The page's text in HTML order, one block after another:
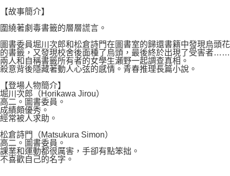
【故事簡介】
圍繞著劇毒書籤的層層謊言。
圖書委員堀川次郎和松倉詩門在圖書室的歸還書籍中發現烏頭花
的書籤，又發現校舍後面種了烏頭，最後終於出現了受害者……
兩人和自稱書籤所有者的女學生瀨野一起調查真相。
殺意背後隱藏著動人心弦的感情。青春推理長篇小說。
【登場人物簡介】
堀川次郎（Horikawa Jirou）
高二。圖書委員。
成績頗優秀。
經常被人求助。
松倉詩門（Matsukura Simon）
高二。圖書委員。
課業和運動都很厲害，手卻有點笨拙。
不喜歡自己的名字。